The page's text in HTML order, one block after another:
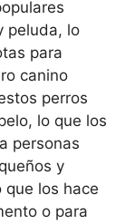
peluda, lo
para
canino
perros
lo que los
personas
y
los hace
o para